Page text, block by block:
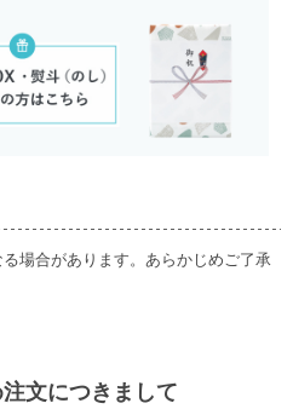
場合があります。あらかじめご了承
文につきまして